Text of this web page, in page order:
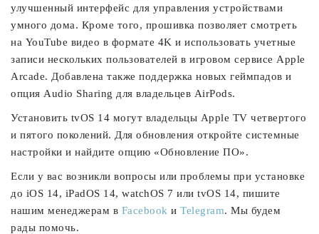
улучшенный интерфейс для управления устройствами
умного дома. Кроме того, прошивка позволяет смотреть
на YouTube видео в формате 4K и использовать учетные
записи нескольких пользователей в игровом сервисе Apple
Arcade. Добавлена также поддержка новых геймпадов и
опция Audio Sharing для владельцев AirPods.
Установить tvOS 14 могут владельцы Apple TV четвертого
и пятого поколений. Для обновления откройте системные
настройки и найдите опцию «Обновление ПО».
Если у вас возникли вопросы или проблемы при установке
до iOS 14, iPadOS 14, watchOS 7 или tvOS 14, пишите
нашим менеджерам в Facebook и Telegram. Мы будем
рады помочь.